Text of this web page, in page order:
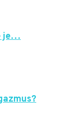
je…